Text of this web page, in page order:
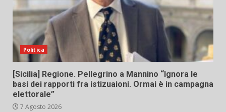
Politica
[Sicilia] Regione. Pellegrino a Mannino “Ignora le
basi dei rapporti fra istizuaioni. Ormai è in campagna
elettorale”
7 Agosto 2026